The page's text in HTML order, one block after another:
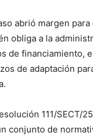
abrió margen
obliga a la
de financiamiento,
de adaptación
111/SECT/
conjunto de